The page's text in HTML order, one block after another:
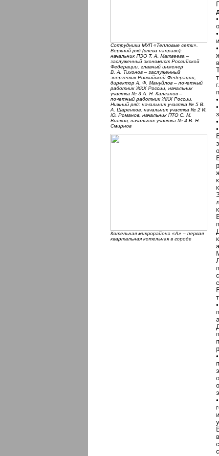
Сотрудники МУП «Тепловые сети».
Верхний ряд (слева направо):
начальник ПЭО Т. А. Матвеева –
заслуженный экономист Российской
Федерации, главный инженер
В. А. Тихонов – заслуженный
энергетик Российской Федерации,
директор А. Ф. Мануйлов – почетный
работник ЖКХ России, начальник
участка № 3 А. Н. Калганов –
почетный работник ЖКХ России.
Нижний ряд: начальник участка № 5 В.
А. Шаренков, начальник участка № 2 И.
Ю. Романов, начальник ПТО С. М.
Вилков, начальник участка № 4 В. Н.
Смирнов
Котельная микрорайона «А» – первая
квартальная котельная в городе